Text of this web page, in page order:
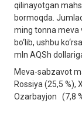
qilinayotgan
bormoqda.
ming tonna meva
bo‘lib, ushbu
mln AQSh
Meva-sabzavot
Rossiya (25,5 %),
Ozarbayjon (7,8